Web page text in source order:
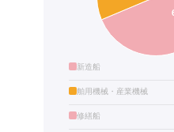
新造船
舶用機械・産業機械
修繕船